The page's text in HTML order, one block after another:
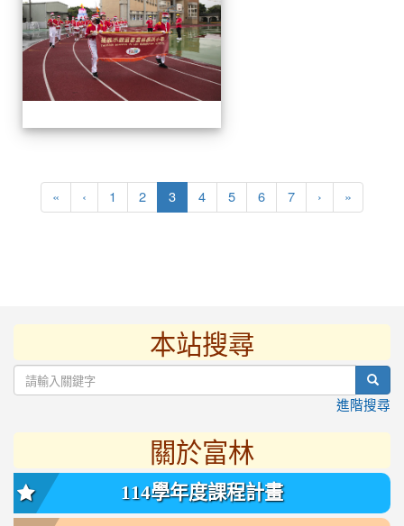
« ‹ 1 2 3(current)
4 5 6 7 › »
本站搜尋
進階搜尋
關於富林
114學年度課程計畫